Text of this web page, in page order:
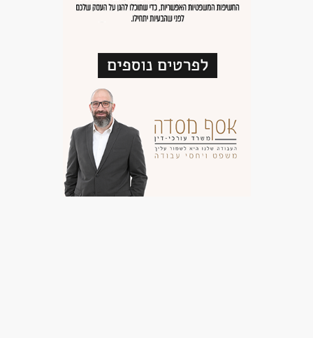
אדמיניסטרציה ומזכירות - מזכיר/ה רפואית
משרה חלקית
עבודה לפי שעות
דוברי שפות